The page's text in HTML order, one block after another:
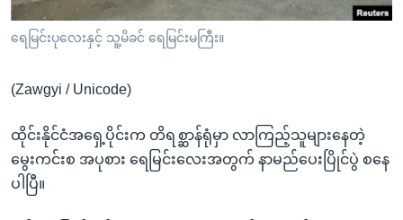
ကျော်
ကြည့်
ရှာဖွေ
နေရာ
သို့
ကျော်
ရေမြင်းပုလေးနှင့် သူ့မိခင် ရေမြင်းမကြီး။
(Zawgyi / Unicode)
ထိုင်းနိုင်ငံအရှေ့ပိုင်းက တိရစ္ဆာန်ရုံမှာ လာကြည့်သူများနေတဲ့
မွေးကင်းစ အပုစား ရေမြင်းလေးအတွက် နာမည်ပေးပြိုင်ပွဲ စနေ
ပါပြီ။